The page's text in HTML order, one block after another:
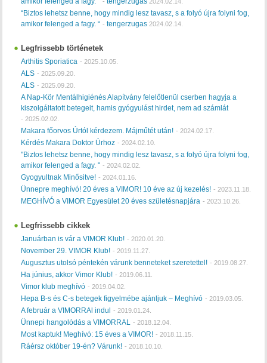
“Biztos lehetsz benne, hogy mindig lesz tavasz, s a folyó újra folyni fog,
amikor felenged a fagy. “ -tengerzugas 2024.02.14.
Legfrissebb történetek
Arthitis Sporiatica - 2025.10.05.
ALS - 2025.09.20.
ALS - 2025.09.20.
A Nap-Kör Mentálhigiénés Alapítvány felelőtlenül cserben hagyja a
kiszolgáltatott betegeit, hamis gyógyulást hirdet, nem ad számlát
- 2025.02.02.
Makara főorvos Úrtól kérdezem. Májműtét után! - 2024.02.17.
Kérdés Makara Doktor Úrhoz - 2024.02.10.
"Biztos lehetsz benne, hogy mindig lesz tavasz, s a folyó újra folyni fog,
amikor felenged a fagy. " - 2024.02.02.
Gyogyultnak Minősitve! - 2024.01.16.
Ünnepre meghívó! 20 éves a VIMOR! 10 éve az új kezelés! - 2023.11.18.
MEGHÍVÓ a VIMOR Egyesület 20 éves születésnapjára - 2023.10.26.
Legfrissebb cikkek
Januárban is vár a VIMOR Klub! - 2020.01.20.
November 29. VIMOR Klub! - 2019.11.27.
Augusztus utolsó péntekén várunk benneteket szeretettel! - 2019.08.27.
Ha június, akkor Vimor Klub! - 2019.06.11.
Vimor klub meghívó - 2019.04.02.
Hepa B-s és C-s betegek figyelmébe ajánljuk – Meghívó - 2019.03.05.
A február a VIMORRAl indul - 2019.01.24.
Ünnepi hangolódás a VIMORRAL - 2018.12.04.
Most kaptuk! Meghívó: 15 éves a VIMOR! - 2018.11.15.
Ráérsz október 19-én? Várunk! - 2018.10.10.